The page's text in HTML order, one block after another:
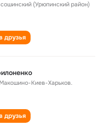
(Урюпинский район)
друзья
Киев-Харьков.
друзья